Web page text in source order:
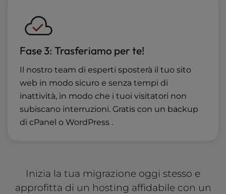
Fase 3: Trasferiamo per te!
Il nostro team di esperti sposterà il tuo sito
web in modo sicuro e senza tempi di
inattività, in modo che i tuoi visitatori non
subiscano interruzioni. Gratis con un backup
di cPanel o WordPress .
Inizia la tua migrazione oggi stesso e
approfitta di un hosting affidabile con un